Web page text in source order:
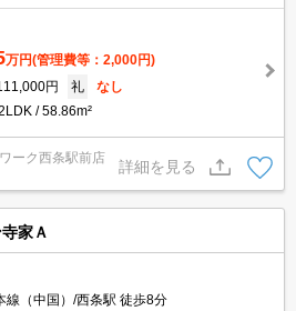
万円(管理費等：2,000円)
円 礼
なし
58.86m²
ーク西条駅前店
詳細を見る
家Ａ
線（中国）/西条駅 徒歩8分